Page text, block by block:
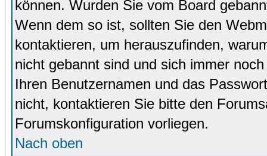
können. Wurden Sie vom Board
Wenn dem so ist, sollten Sie den
kontaktieren, um herauszufinden,
nicht gebannt sind und sich immer
Ihren Benutzernamen und das
nicht, kontaktieren Sie bitte den
Forumskonfiguration vorliegen.
Nach oben